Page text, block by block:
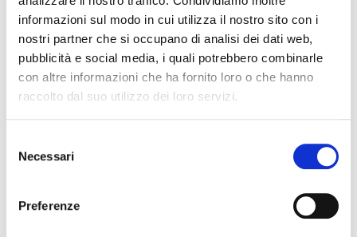
informazioni sul modo in cui utilizza il nostro sito con i
nostri partner che si occupano di analisi dei dati web,
pubblicità e social media, i quali potrebbero combinarle
con altre informazioni che ha fornito loro o che hanno
raccolto dal suo utilizzo dei loro servizi.
delNecessari
Preferenze
REFEREMENT® MCR5 - 10 MT